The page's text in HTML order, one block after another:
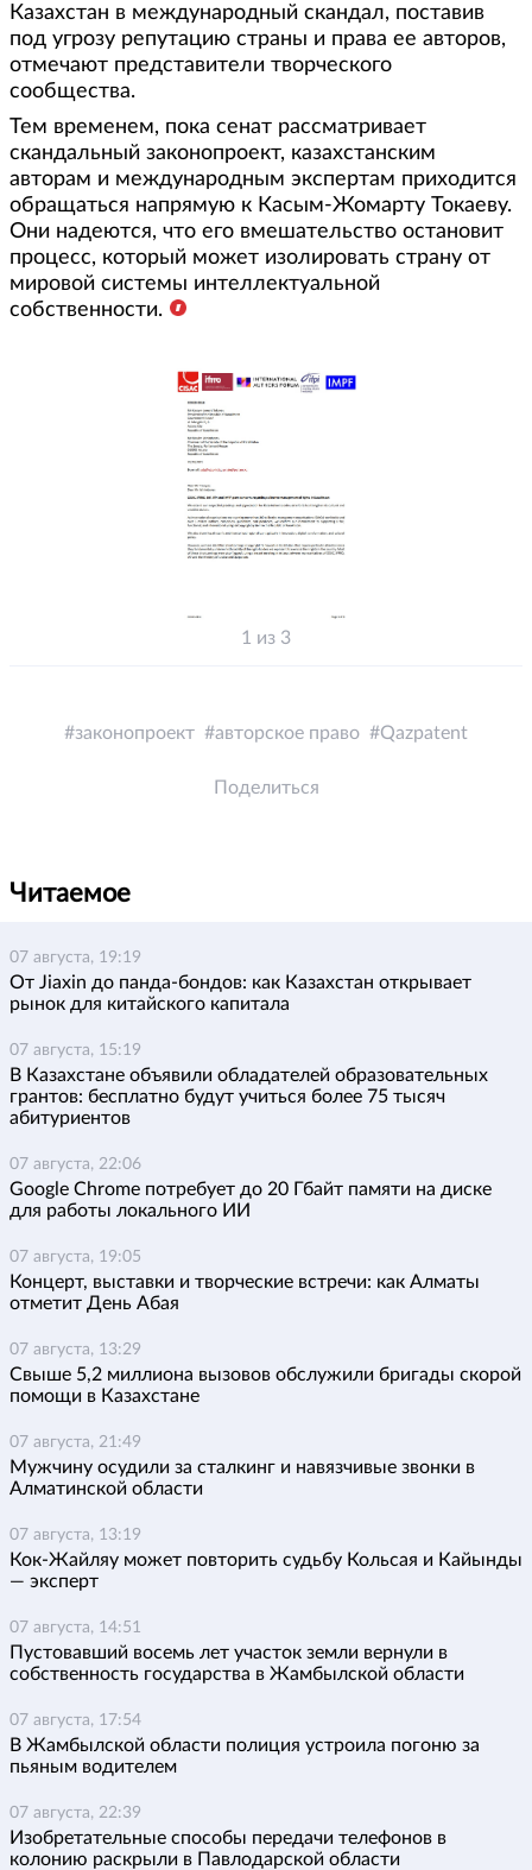
Казахстан в международный скандал, поставив
под угрозу репутацию страны и права ее авторов,
отмечают представители творческого
сообщества.
Тем временем, пока сенат рассматривает
скандальный законопроект, казахстанским
авторам и международным экспертам приходится
обращаться напрямую к Касым-Жомарту Токаеву.
Они надеются, что его вмешательство остановит
процесс, который может изолировать страну от
мировой системы интеллектуальной
собственности.
1 из 3
законопроект авторское право Qazpatent
Поделиться
Читаемое
07 августа, 19:19
От Jiaxin до панда-бондов: как Казахстан открывает
рынок для китайского капитала
07 августа, 15:19
В Казахстане объявили обладателей образовательных
грантов: бесплатно будут учиться более 75 тысяч
абитуриентов
07 августа, 22:06
Google Chrome потребует до 20 Гбайт памяти на диске
для работы локального ИИ
07 августа, 19:05
Концерт, выставки и творческие встречи: как Алматы
отметит День Абая
07 августа, 13:29
Свыше 5,2 миллиона вызовов обслужили бригады скорой
помощи в Казахстане
07 августа, 21:49
Мужчину осудили за сталкинг и навязчивые звонки в
Алматинской области
07 августа, 13:19
Кок-Жайляу может повторить судьбу Кольсая и Кайынды
— эксперт
07 августа, 14:51
Пустовавший восемь лет участок земли вернули в
собственность государства в Жамбылской области
07 августа, 17:54
В Жамбылской области полиция устроила погоню за
пьяным водителем
07 августа, 22:39
Изобретательные способы передачи телефонов в
колонию раскрыли в Павлодарской области